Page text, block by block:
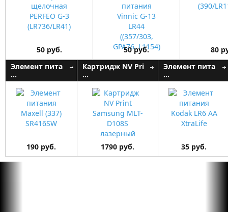
50 руб. 50 руб.
80
Элемент пита
...
190 руб.
Картридж NV Pri
...
1790 руб.
Элемент пита
...
35 руб.